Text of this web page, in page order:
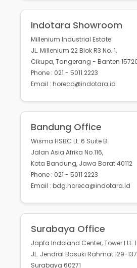
Indotara Showroom
Millenium Industrial Estate
JL. Millenium 22 Blok R3 No. 1,
Cikupa, Tangerang - Banten
Phone : 021 - 5011 2223
Email : horeca@indotara.id
Bandung Office
Wisma HSBC Lt. 6 Suite B
Jalan Asia Afrika No.116,
Kota Bandung, Jawa Barat 40112
Phone : 021 - 5011 2223
Email : bdg.horeca@indotara.id
Surabaya Office
Japfa Indoland Center, Tower I Lt.
JL. Jendral Basuki Rahmat 129-137
Surabaya 60271